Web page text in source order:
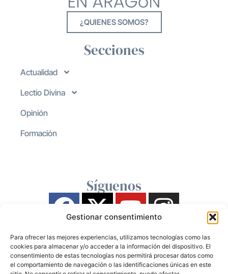
Gestionar consentimiento
Para ofrecer las mejores experiencias, utilizamos tecnologías como las
cookies para almacenar y/o acceder a la información del dispositivo. El
consentimiento de estas tecnologías nos permitirá procesar datos como
el comportamiento de navegación o las identificaciones únicas en este
¿QUIENES SOMOS?
Secciones
Actualidad
Lectio Divina
Opinión
Formación
Síguenos